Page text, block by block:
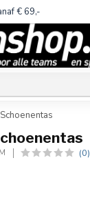
€ 69,-
(0)